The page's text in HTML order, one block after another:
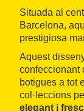
Situada al
Barcelona,
prestigiosa
Aquest
confeccionant
botigues a tot
col·leccions
elegant i